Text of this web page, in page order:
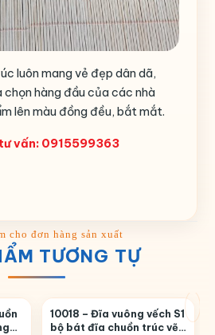
luôn mang vẻ đẹp dân dã,
chọn hàng đầu của các nhà
lên màu đồng đều, bắt mắt.
vấn: 0915599363
TƯƠNG TỰ
10018 – Đĩa vuông vếch S1
bộ bát đĩa chuồn trúc vẽ